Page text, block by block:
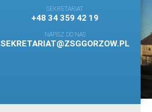
SEKRETARIAT
+48 34 359 42 19
NAPISZ DO NAS
SEKRETARIAT@ZSGGORZOW.PL